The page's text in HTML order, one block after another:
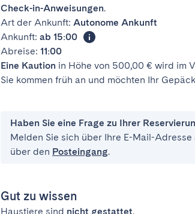
Check-in-Anweisungen.
Art der Ankunft: Autonome Ankunft
Ankunft: ab 15:00
Abreise: 11:00
Eine Kaution in Höhe von 500,00 € wird im
Sie kommen früh an und möchten Ihr
Haben Sie eine Frage zu Ihrer
Melden Sie sich über Ihre E-Mail-
über den Posteingang.
Gut zu wissen
Haustiere sind nicht gestattet.